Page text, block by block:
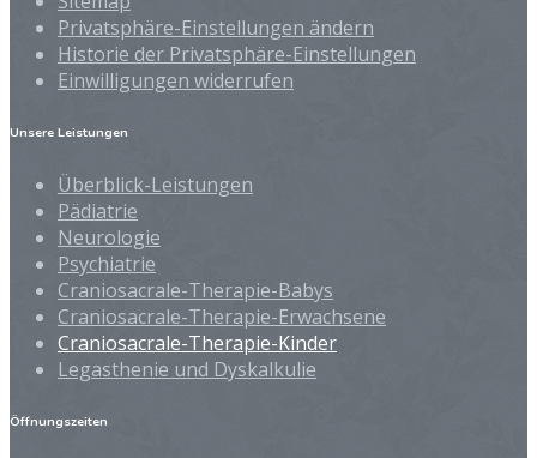
Privatsphäre-Einstellungen ändern
Historie der Privatsphäre-Einstellungen
Einwilligungen widerrufen
Unsere Leistungen
Überblick-Leistungen
Pädiatrie
Neurologie
Psychiatrie
Craniosacrale-Therapie-Babys
Craniosacrale-Therapie-Erwachsene
Craniosacrale-Therapie-Kinder
Legasthenie und Dyskalkulie
Öffnungszeiten